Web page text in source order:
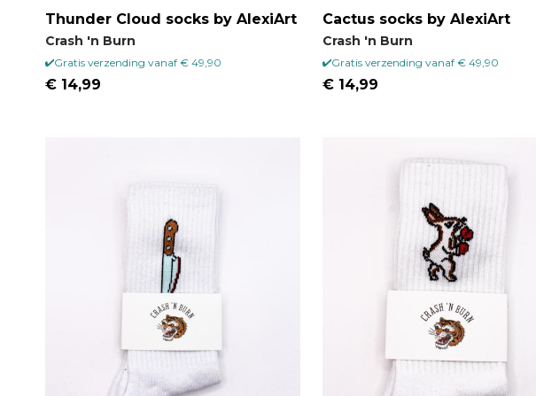
Thunder Cloud socks by AlexiArt
Crash 'n Burn
Gratis verzending vanaf € 49,90
€ 14,99
Cactus socks by AlexiArt
Crash 'n Burn
Gratis verzending vanaf € 49,90
€ 14,99